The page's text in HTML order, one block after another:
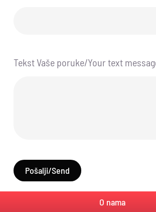
Tekst Vaše poruke/Your text
Pošalji/Send
O nama